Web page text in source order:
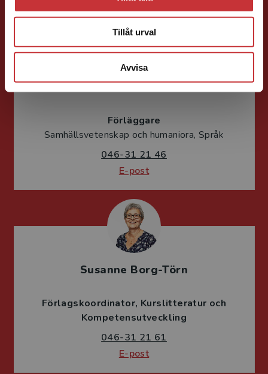
Tillåt urval
Avvisa
Caroline Boussard
Förläggare
Samhällsvetenskap och humaniora, Språk
046-31 21 46
E-post
Susanne Borg-Törn
Förlagskoordinator Kurslitteratur och
Kompetensutveckling
046-31 21 61
E-post